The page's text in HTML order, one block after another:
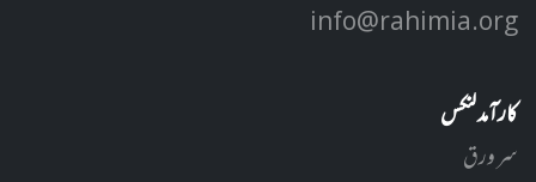
info@rahimia.org
کارآمد لنکس
سر ورق